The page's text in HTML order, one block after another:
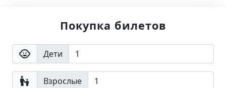
Покупка билетов
child_care Дети
escalator_warning Взрослые